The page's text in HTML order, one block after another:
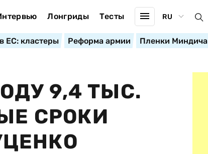
Лонгриды Тесты RU
ЕС: кластеры Реформа армии Пленки Миндича
9,4 ТЫС.
СРОКИ